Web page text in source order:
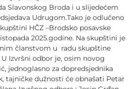
Slavonskog Broda i u slijedećem
Udrugom.Tako je odlučeno
HČZ –Brodsko posavske
2025.godine. Na skupštini je
članstvom u radu skupštine
Izvršni odbor je, osim novog
jednoglasno za dopredsjednika
tajničke dužnosti će obnašati Petar